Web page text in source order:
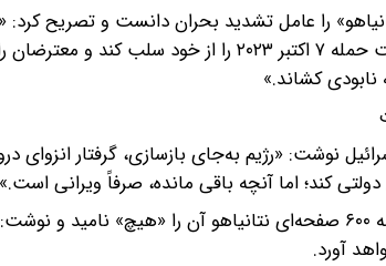
را عامل تشدید بحران دانست و تصریح کرد:
تئوری‌های توطئه، تلاش دارد مسئولیت حمله ۷ اکتبر
نابودی کشاند.»
نوشت: «رژیم به‌جای بازسازی، گرفتار
کند؛ اما آنچه باقی مانده، صرفاً ویرانی است.»
او در پایان با اشاره به کتاب زندگی‌نامه ۶۰۰ صفحه‌ای نتانیاهو
آورد.